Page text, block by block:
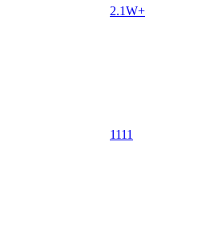
2.1W+
1111